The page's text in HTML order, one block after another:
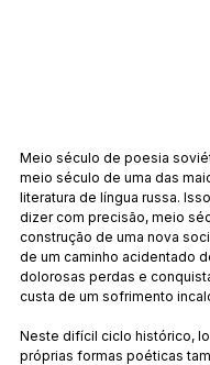
Meio século de poesia
meio século de uma das
literatura de língua russa.
dizer com precisão, meio
construção de uma nova
de um caminho acidentado
dolorosas perdas e
custa de um sofrimento
Neste difícil ciclo histórico,
próprias formas poéticas